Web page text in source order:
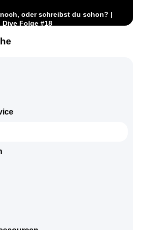
oder schreibst du schon? |
Dive Folge #18
Neue Ära mit Addons und Messaging
für den Kundenservice |
& Co. in Version 5.5 | GREYHOUND
Unity und die Mobile Apps |